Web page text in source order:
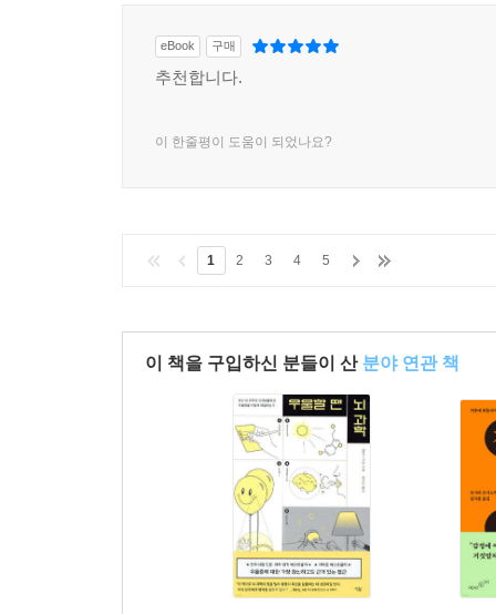
eBook 구매
추천합니다.
이 한줄평이 도움이 되었나요?
1 2 3 4 5
이 책을 구입하신 분들이 산 분야 연관 책